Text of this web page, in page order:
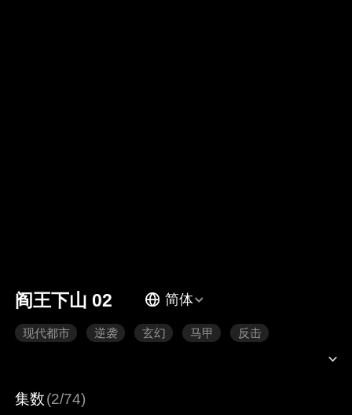
阎王下山 02 简体
现代都市 逆袭 玄幻 马甲 反击
集数(2/74)